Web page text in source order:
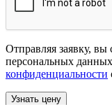
Отправляя заявку, вы
персональных
конфиденциальности